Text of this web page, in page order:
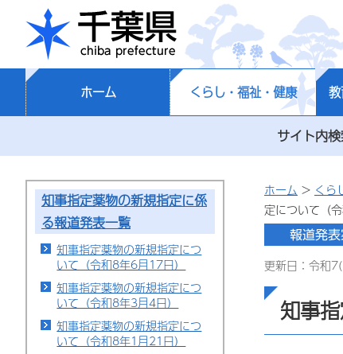
千葉県
ホーム くらし・福祉・健康
サイト内
知事指定薬物の新規指定に係
る報道発表一覧
知事指定薬物の新規指定につ
いて（令和8年6月17日）
知事指定薬物の新規指定につ
いて（令和8年3月4日）
知事指定薬物の新規指定につ
いて（令和8年1月21日）
ホーム > くら
定について（
更新日：令和
知事